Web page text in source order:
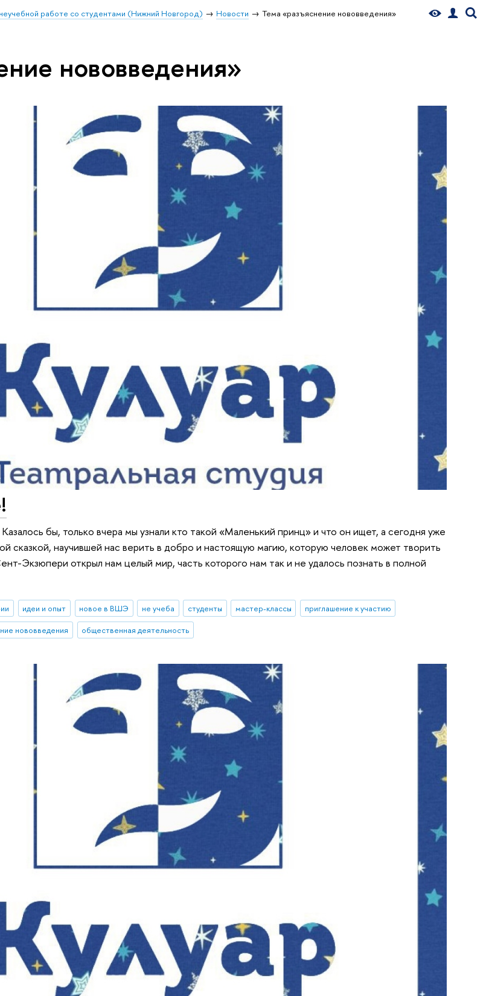
работе со студентами (Нижний Новгород) Новости Тема «разъяснение нововведения»
нововведения»
бы, только вчера мы узнали кто такой «Маленький принц» и что он ищет, а сегодня уже
сказкой, научившей нас верить в добро и настоящую магию, которую человек может творить
Экзюпери открыл нам целый мир, часть которого нам так и не удалось познать в полной
идеи и опыт новое в ВШЭ не учеба студенты мастер-классы
приглашение к участию
нововведения общественная деятельность